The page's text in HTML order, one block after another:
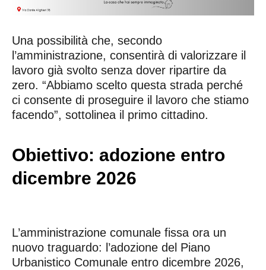
Una possibilità che, secondo
l’amministrazione, consentirà di valorizzare il
lavoro già svolto senza dover ripartire da
zero. “Abbiamo scelto questa strada perché
ci consente di proseguire il lavoro che stiamo
facendo”, sottolinea il primo cittadino.
Obiettivo: adozione entro
dicembre 2026
L’amministrazione comunale fissa ora un
nuovo traguardo: l’adozione del Piano
Urbanistico Comunale entro dicembre 2026,